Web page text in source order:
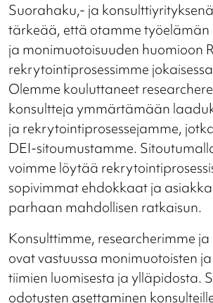
Suorahaku,- ja
tärkeää, että otamme työelämän
ja monimuotoisuuden huomioon
rekrytointiprosessimme
Olemme kouluttaneet
konsultteja ymmärtämään
ja rekrytointiprosessejamme,
DEI-sitoumustamme.
voimme löytää
sopivimmat ehdokkaat ja
parhaan mahdollisen ratkaisun.
Konsulttimme, researcherimme
ovat vastuussa monimuotoisten
tiimien luomisesta ja ylläpidosta.
odotusten asettaminen